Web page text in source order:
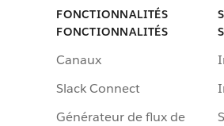
FONCTIONNALITÉS
FONCTIONNALITÉS
Canaux
Slack Connect
Générateur de flux de